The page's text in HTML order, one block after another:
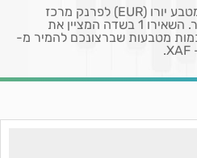
בעמוד זה תוכלו להמיר את המטבע יורו (EUR) לפרנק מרכז
אפריקני (XAF) בלחיצת כפתור. השאירו 1 בשדה המציין את
מטבעות שברצונכם להמיר מ-